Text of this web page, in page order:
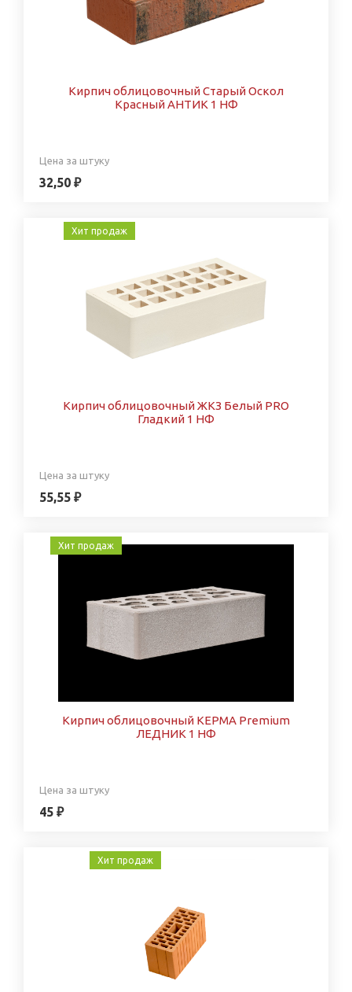
Кирпич облицовочный Старый Оскол
Красный АНТИК 1 НФ
Цена за штуку
32,50 ₽
Хит продаж
Кирпич облицовочный ЖКЗ Белый PRO
Гладкий 1 НФ
Цена за штуку
55,55 ₽
Хит продаж
Кирпич облицовочный КЕРМА Premium
ЛЕДНИК 1 НФ
Цена за штуку
45 ₽
Хит продаж